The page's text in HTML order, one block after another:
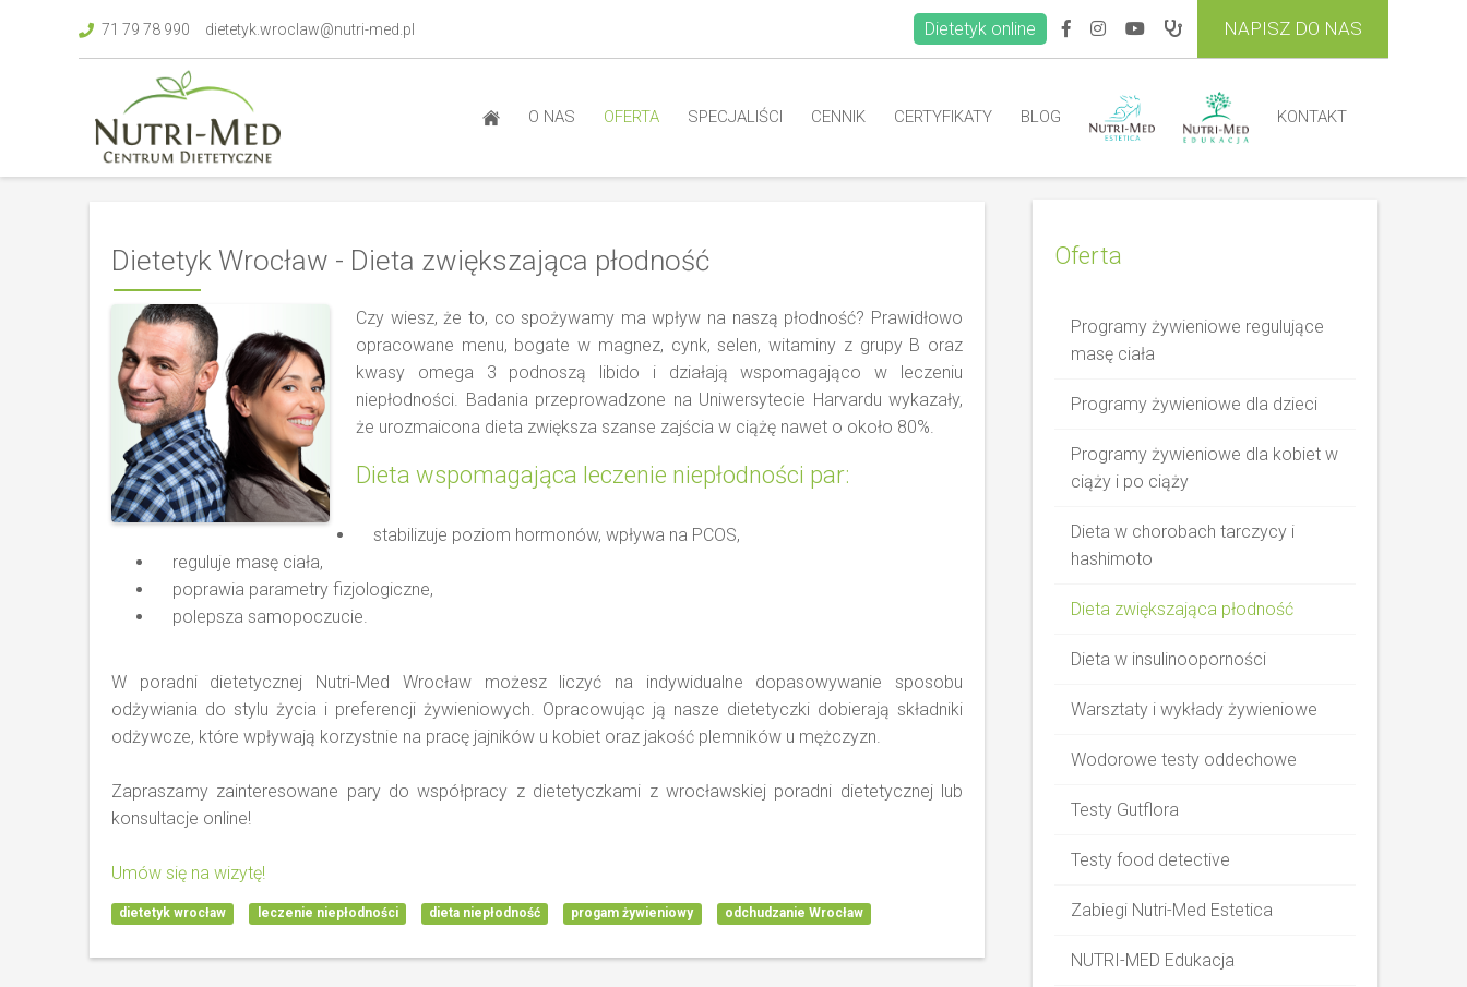
71 79 78 990 dietetyk.wroclaw@nutri-med.pl NAPISZ DO NAS
Dietetyk online
O NAS OFERTA SPECJALIŚCI CENNIK CERTYFIKATY BLOG KONTAKT
Dietetyk Wrocław - Dieta zwiększająca płodność
Czy wiesz, że to, co spożywamy ma wpływ na naszą płodność? Prawidłowo
opracowane menu, bogate w magnez, cynk, selen, witaminy z grupy B oraz
kwasy omega 3 podnoszą libido i działają wspomagająco w leczeniu
niepłodności. Badania przeprowadzone na Uniwersytecie Harvardu wykazały,
że urozmaicona dieta zwiększa szanse zajścia w ciążę nawet o około 80%.
Dieta wspomagająca leczenie niepłodności par:
stabilizuje poziom hormonów, wpływa na PCOS,
reguluje masę ciała,
poprawia parametry fizjologiczne,
polepsza samopoczucie.
W poradni dietetycznej Nutri-Med Wrocław możesz liczyć na indywidualne dopasowywanie sposobu
odżywiania do stylu życia i preferencji żywieniowych. Opracowując ją nasze dietetyczki dobierają składniki
odżywcze, które wpływają korzystnie na pracę jajników u kobiet oraz jakość plemników u mężczyzn.
Zapraszamy zainteresowane pary do współpracy z dietetyczkami z wrocławskiej poradni dietetycznej lub
konsultacje online!
Umów się na wizytę!
dietetyk wrocław leczenie niepłodności dieta niepłodność progam żywieniowy odchudzanie Wrocław
Oferta
Programy żywieniowe regulujące
masę ciała
Programy żywieniowe dla dzieci
Programy żywieniowe dla kobiet w
ciąży i po ciąży
Dieta w chorobach tarczycy i
hashimoto
Dieta zwiększająca płodność
Dieta w insulinooporności
Warsztaty i wykłady żywieniowe
Wodorowe testy oddechowe
Testy Gutflora
Testy food detective
Zabiegi Nutri-Med Estetica
NUTRI-MED Edukacja